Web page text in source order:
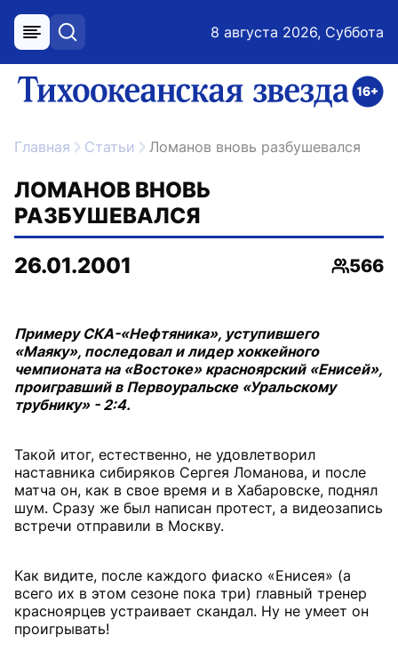
меню поиск 8 августа 2026, Суббота
ссылка на главную
Главная Статьи Ломанов вновь разбушевался
ЛОМАНОВ ВНОВЬ
РАЗБУШЕВАЛСЯ
26.01.2001
566
Примеру СКА-«Нефтяника», уступившего
«Маяку», последовал и лидер хоккейного
чемпионата на «Востоке» красноярский «Енисей»,
проигравший в Первоуральске «Уральскому
трубнику» - 2:4.
Такой итог, естественно, не удовлетворил
наставника сибиряков Сергея Ломанова, и после
матча он, как в свое время и в Хабаровске, поднял
шум. Сразу же был написан протест, а видеозапись
встречи отправили в Москву.
Как видите, после каждого фиаско «Енисея» (а
всего их в этом сезоне пока три) главный тренер
красноярцев устраивает скандал. Ну не умеет он
проигрывать!